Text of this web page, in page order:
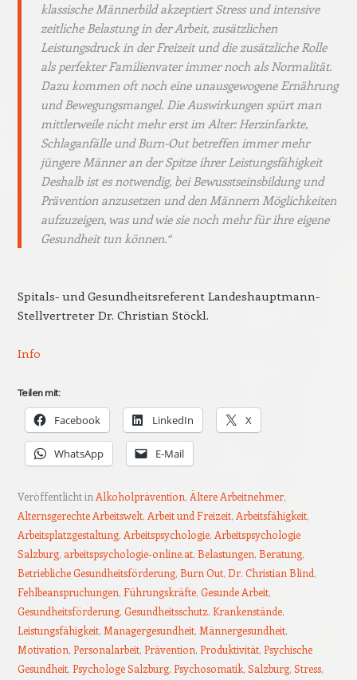
klassische Männerbild akzeptiert Stress und intensive
zeitliche Belastung in der Arbeit, zusätzlichen
Leistungsdruck in der Freizeit und die zusätzliche Rolle
als perfekter Familienvater immer noch als Normalität.
Dazu kommen oft noch eine unausgewogene Ernährung
und Bewegungsmangel. Die Auswirkungen spürt man
mittlerweile nicht mehr erst im Alter: Herzinfarkte,
Schlaganfälle und Burn-Out betreffen immer mehr
jüngere Männer an der Spitze ihrer Leistungsfähigkeit
Deshalb ist es notwendig, bei Bewusstseinsbildung und
Prävention anzusetzen und den Männern Möglichkeiten
aufzuzeigen, was und wie sie noch mehr für ihre eigene
Gesundheit tun können.“
Spitals- und Gesundheitsreferent Landeshauptmann-
Stellvertreter Dr. Christian Stöckl.
Info
Teilen mit:
Facebook LinkedIn X
WhatsApp E-Mail
Veröffentlicht in Alkoholprävention, Ältere Arbeitnehmer,
Alternsgerechte Arbeitswelt, Arbeit und Freizeit, Arbeitsfähigkeit,
Arbeitsplatzgestaltung, Arbeitspsychologie, Arbeitspsychologie
Salzburg, arbeitspsychologie-online.at, Belastungen, Beratung,
Betriebliche Gesundheitsförderung, Burn Out, Dr. Christian Blind,
Fehlbeanspruchungen, Führungskräfte, Gesunde Arbeit,
Gesundheitsförderung, Gesundheitsschutz, Krankenstände,
Leistungsfähigkeit, Managergesundheit, Männergesundheit,
Motivation, Personalarbeit, Prävention, Produktivität, Psychische
Gesundheit, Psychologe Salzburg, Psychosomatik, Salzburg, Stress,